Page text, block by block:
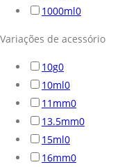
1000ml0
Variações de acessório
10g0
10ml0
11mm0
13.5mm0
15ml0
16mm0